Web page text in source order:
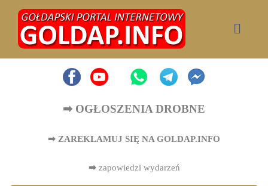
➡ OGŁOSZENIA DROBNE
➡ ZAREKLAMUJ SIĘ NA GOLDAP.INFO
➡ zapowiedzi wydarzeń